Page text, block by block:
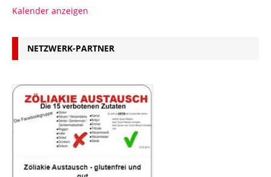
Kalender anzeigen
NETZWERK-PARTNER